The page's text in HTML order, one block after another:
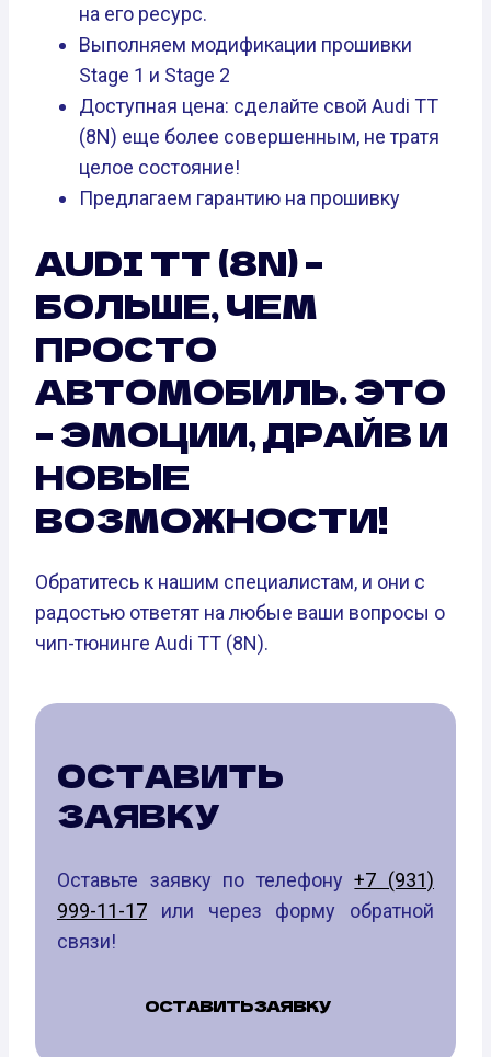
на его ресурс.
Выполняем модификации прошивки
Stage 1 и Stage 2
Доступная цена: сделайте свой Audi TT
(8N) еще более совершенным, не тратя
целое состояние!
Предлагаем гарантию на прошивку
AUDI TT (8N) –
БОЛЬШЕ, ЧЕМ
ПРОСТО
АВТОМОБИЛЬ. ЭТО
– ЭМОЦИИ, ДРАЙВ И
НОВЫЕ
ВОЗМОЖНОСТИ!
Обратитесь к нашим специалистам, и они с
радостью ответят на любые ваши вопросы о
чип-тюнинге Audi TT (8N).
ОСТАВИТЬ
ЗАЯВКУ
Оставьте заявку по телефону+7 (931)
999-11-17 или через форму обратной
связи!
ОСТАВИТЬ ЗАЯВКУ